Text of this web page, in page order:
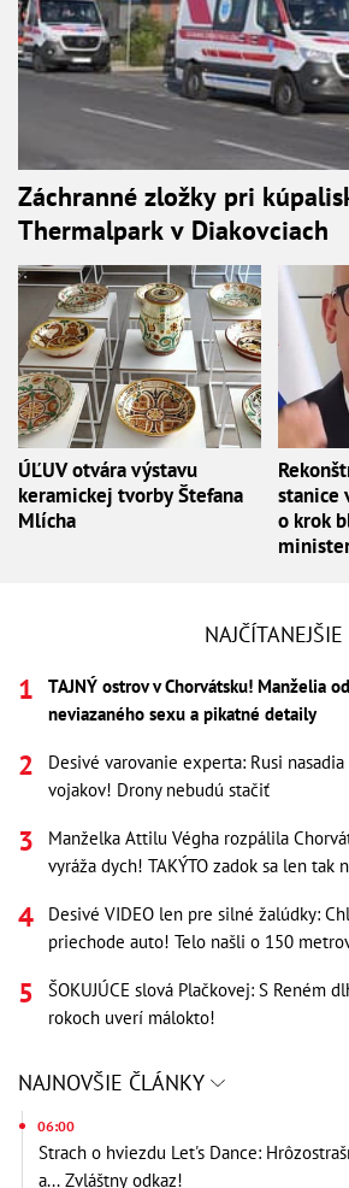
Záchranné zložky pri
Thermalpark v Diakovciach
ÚĽUV otvára výstavu
keramickej tvorby Štefana
Mlícha
stanice
o krok
NAJČÍTANEJŠIE
TAJNÝ ostrov v Chorvátsku! Manželia
neviazaného sexu a pikatné detaily
Desivé varovanie experta: Rusi
vojakov! Drony nebudú stačiť
Manželka Attilu Végha rozpálila
vyráža dych! TAKÝTO zadok sa len tak
Desivé VIDEO len pre silné žalúdky:
priechode auto! Telo našli o 150
ŠOKUJÚCE slová Plačkovej: S Reném
rokoch uverí málokto!
NAJNOVŠIE ČLÁNKY
06:00
Strach o hviezdu Let's Dance:
a... Zvláštny odkaz!